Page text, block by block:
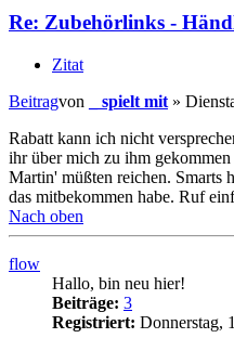
Re: Zubehörlinks -
Zitat
Beitragvon _ spielt mit »
Rabatt kann ich nicht
ihr über mich zu ihm
Martin' müßten reichen. Smarts
das mitbekommen habe. Ruf
Nach oben
flow
Hallo, bin neu hier!
Beiträge: 3
Registriert: Donnerstag,